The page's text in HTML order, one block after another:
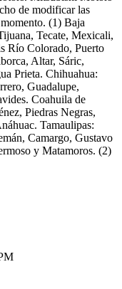
de modificar las
(1) Baja
Tecate, Mexicali,
Río Colorado, Puerto
Altar, Sáric,
Prieta. Chihuahua:
Guadalupe,
Coahuila de
Piedras Negras,
Tamaulipas:
Camargo, Gustavo
y Matamoros. (2)